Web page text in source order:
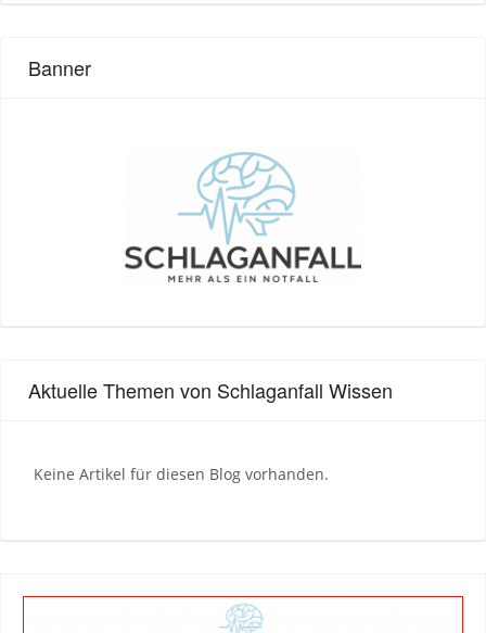
Banner
Aktuelle Themen von Schlaganfall Wissen
Keine Artikel für diesen Blog vorhanden.